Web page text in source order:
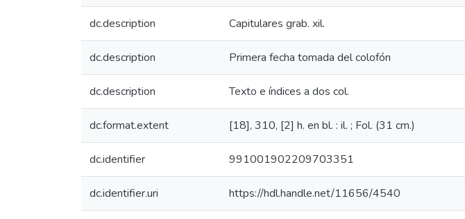
dc.description Capitulares grab. xil.
dc.description Primera fecha tomada del colofón
dc.description Texto e índices a dos col.
dc.format.extent [18], 310, [2] h. en bl. : il. ; Fol. (31 cm.)
dc.identifier 991001902209703351
dc.identifier.uri https://hdl.handle.net/11656/4540